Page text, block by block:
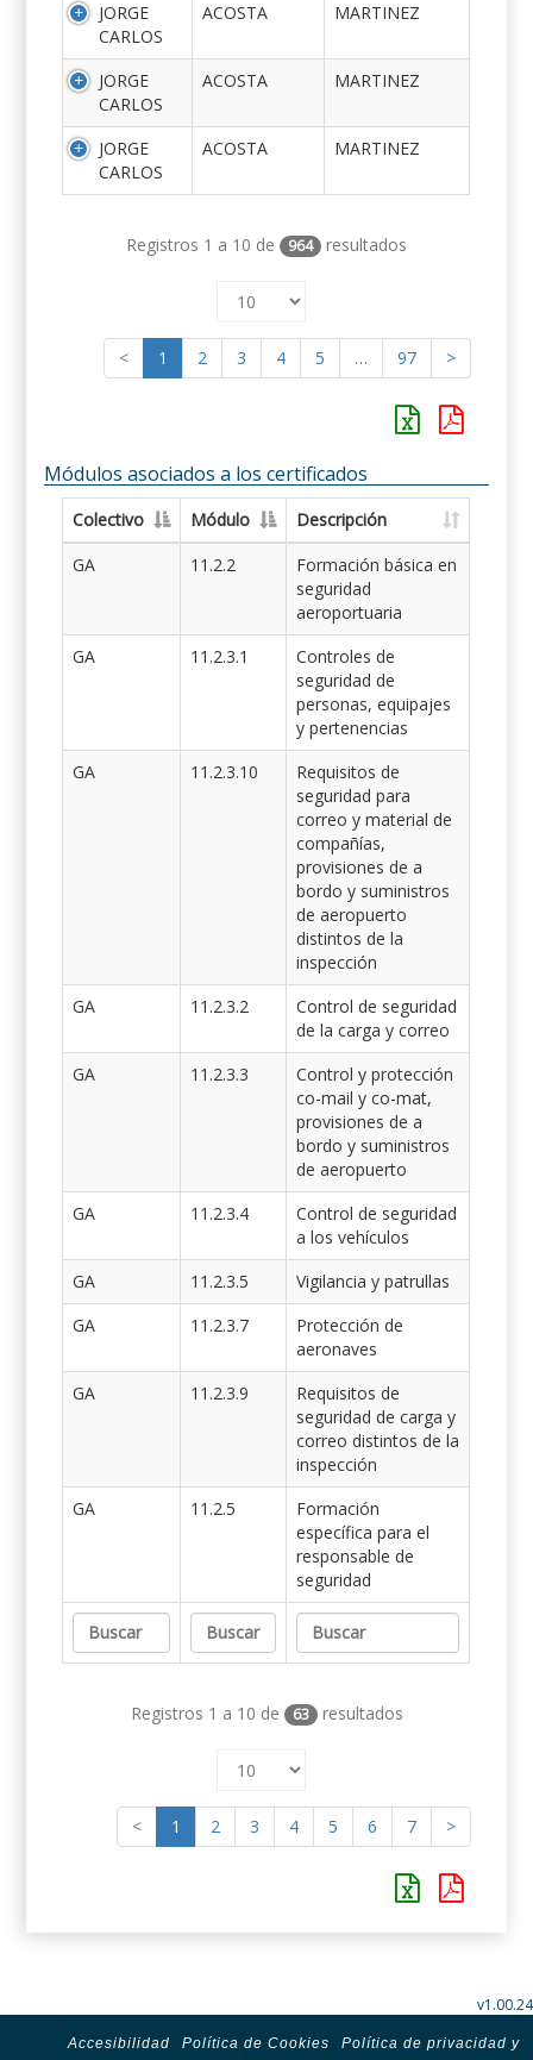
JORGE
CARLOS
ACOSTA MARTINEZ
JORGE
CARLOS
ACOSTA MARTINEZ
JORGE
CARLOS
ACOSTA MARTINEZ
Registros 1 a 10 de 964 resultados
< 1 2 3 4 5 … 97 >
Módulos asociados a los certificados
Colectivo Módulo
Descripción
GA
11.2.2
Formación básica en
seguridad
aeroportuaria
GA
11.2.3.1
Controles de
seguridad de
personas, equipajes
y pertenencias
GA
11.2.3.10
Requisitos de
seguridad para
correo y material de
compañías,
provisiones de a
bordo y suministros
de aeropuerto
distintos de la
inspección
GA
11.2.3.2
Control de seguridad
de la carga y correo
GA
11.2.3.3
Control y protección
co-mail y co-mat,
provisiones de a
bordo y suministros
de aeropuerto
GA
11.2.3.4
Control de seguridad
a los vehículos
GA
11.2.3.5
Vigilancia y patrullas
GA
11.2.3.7
Protección de
aeronaves
GA
11.2.3.9
Requisitos de
seguridad de carga y
correo distintos de la
inspección
GA
11.2.5
Formación
específica para el
responsable de
seguridad
Registros 1 a 10 de 63 resultados
< 1 2 3 4 5 6 7 >
v1.00.24
Accesibilidad Política de Cookies
Política de privacidad y